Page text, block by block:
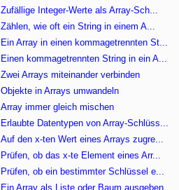
Zufällige Integer-Werte als Array-Sch...
Zählen, wie oft ein String in einem A...
Ein Array in einen kommagetrennten St...
Einen kommagetrennten String in ein A...
Zwei Arrays miteinander verbinden
Objekte in Arrays umwandeln
Array immer gleich mischen
Erlaubte Datentypen von Array-Schlüss...
Auf den x-ten Wert eines Arrays zugre...
Prüfen, ob das x-te Element eines Arr...
Prüfen, ob ein bestimmter Schlüssel e...
Ein Array als Liste oder Baum ausgeben